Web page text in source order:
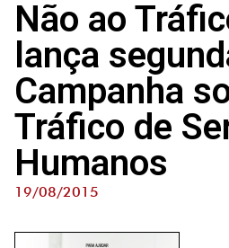
Não ao
lança
Campanha
Tráfico de
Humanos
19/08/2015